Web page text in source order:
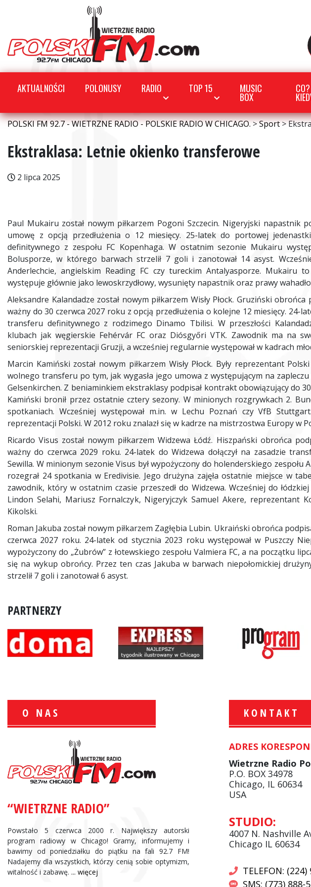
AKTUALNOŚCI POLONUSY RADIO TOP 15 MUSIC
BOX
POLSKI FM 92.7 - WIETRZNE RADIO - POLSKIE RADIO W CHICAGO.>Sport>
Ekstraklasa: Letnie okienko transferowe
2 lipca 2025
Paul Mukairu został nowym piłkarzem Pogoni Szczecin. Nigeryjski napastnik
umowę z opcją przedłużenia o 12 miesięcy. 25-latek do portowej
definitywnego z zespołu FC Kopenhaga. W ostatnim sezonie Mukairu
Bolusporze, w którego barwach strzelił 7 goli i zanotował 14 asyst.
Anderlechcie, angielskim Reading FC czy tureckim Antalyasporze. Mukairu
występuje głównie jako lewoskrzydłowy, wysunięty napastnik oraz prawy
Aleksandre Kalandadze został nowym piłkarzem Wisły Płock. Gruziński
ważny do 30 czerwca 2027 roku z opcją przedłużenia o kolejne 12 miesięcy. 24-
transferu definitywnego z rodzimego Dinamo Tbilisi. W przeszłości
klubach jak węgierskie Fehérvár FC oraz Diósgyőri VTK. Zawodnik ma na
seniorskiej reprezentacji Gruzji, a wcześniej regularnie występował w kadrach
Marcin Kamiński został nowym piłkarzem Wisły Płock. Były reprezentant
wolnego transferu po tym, jak wygasła jego umowa z występującym na
Gelsenkirchen. Z beniaminkiem ekstraklasy podpisał kontrakt obowiązujący do
Kamiński bronił przez ostatnie cztery sezony. W minionych rozgrywkach 2.
spotkaniach. Wcześniej występował m.in. w Lechu Poznań czy VfB
reprezentacji Polski. W 2012 roku znalazł się w kadrze na mistrzostwa Europy w
Ricardo Visus został nowym piłkarzem Widzewa Łódź. Hiszpański obrońca
ważny do czerwca 2029 roku. 24-latek do Widzewa dołączył na zasadzie
Sewilla. W minionym sezonie Visus był wypożyczony do holenderskiego zespołu
rozegrał 24 spotkania w Eredivisie. Jego drużyna zajęła ostatnie miejsce w
zawodnik, który w ostatnim czasie przeszedł do Widzewa. Wcześniej do
Lindon Selahi, Mariusz Fornalczyk, Nigeryjczyk Samuel Akere, reprezentant
Kikolski.
Roman Jakuba został nowym piłkarzem Zagłębia Lubin. Ukraiński obrońca
czerwca 2027 roku. 24-latek od stycznia 2023 roku występował w Puszczy
wypożyczony do „Żubrów” z łotewskiego zespołu Valmiera FC, a na początku
się na wykup obrońcy. Przez ten czas Jakuba w barwach niepołomickiej
strzelił 7 goli i zanotował 6 asyst.
PARTNERZY
O NAS
“WIETRZNE RADIO”
Powstało 5 czerwca 2000 r. Największy autorski
program radiowy w Chicago! Gramy, informujemy i
bawimy od poniedziałku do piątku na fali 92.7 FM!
Nadajemy dla wszystkich, którzy cenią sobie optymizm,
witalność i zabawę. ... więcej
KONTAKT
ADRES
Wietrzne Radio
P.O. BOX 34978
Chicago, IL 60634
USA
STUDIO:
4007 N. Nashville
Chicago IL 60634
TELEFON: (224)
SMS: (773) 888-
Informacje Giełdowe